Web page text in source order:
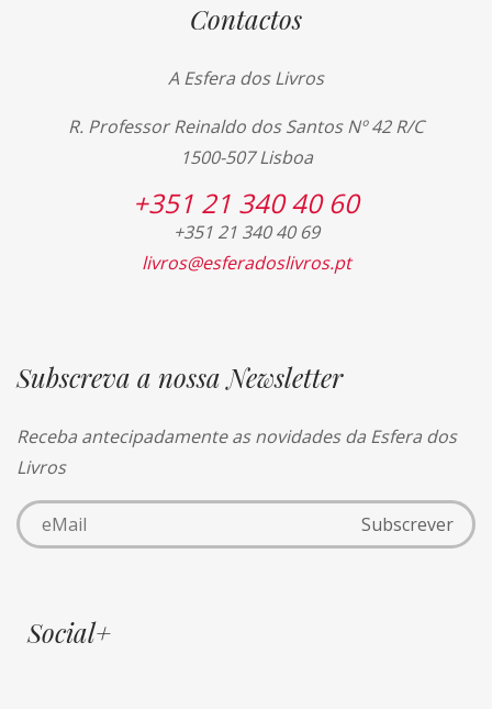
Contactos
A Esfera dos Livros
R. Professor Reinaldo dos Santos Nº 42 R/C
1500-507 Lisboa
+351 21 340 40 60
+351 21 340 40 69
livros@esferadoslivros.pt
Subscreva a nossa Newsletter
Receba antecipadamente as novidades da Esfera dos
Livros
Social+